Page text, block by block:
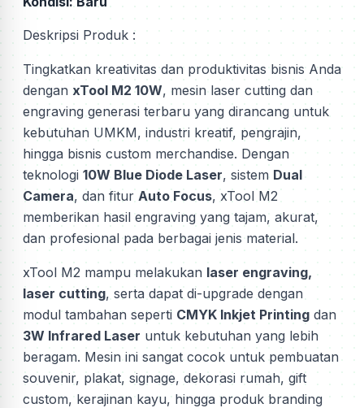
Deskripsi Produk :
Tingkatkan kreativitas dan produktivitas bisnis Anda
dengan xTool M2 10W, mesin laser cutting dan
engraving generasi terbaru yang dirancang untuk
kebutuhan UMKM, industri kreatif, pengrajin,
hingga bisnis custom merchandise. Dengan
teknologi 10W Blue Diode Laser, sistem Dual
Camera, dan fitur Auto Focus, xTool M2
memberikan hasil engraving yang tajam, akurat,
dan profesional pada berbagai jenis material.
xTool M2 mampu melakukan laser engraving,
laser cutting, serta dapat di-upgrade dengan
modul tambahan seperti CMYK Inkjet Printing dan
3W Infrared Laser untuk kebutuhan yang lebih
beragam. Mesin ini sangat cocok untuk pembuatan
souvenir, plakat, signage, dekorasi rumah, gift
custom, kerajinan kayu, hingga produk branding